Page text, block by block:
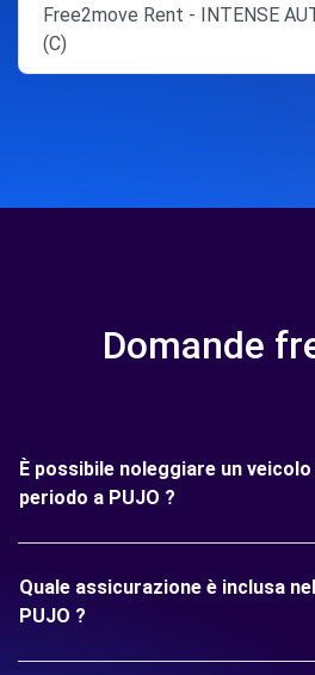
Free2move Rent - INTENSE
(C)
Domande
È possibile noleggiare un
periodo a PUJO ?
Quale assicurazione è inclusa
PUJO ?